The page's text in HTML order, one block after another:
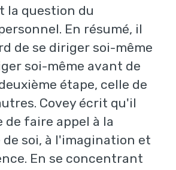
la question du
En résumé, il
de se diriger soi-même
soi-même avant de
étape, celle de
Covey écrit qu'il
de faire appel à la
soi, à l'imagination et
En se concentrant